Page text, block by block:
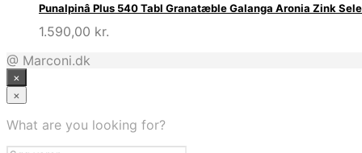
Punalpinâ Plus 540 Tabl Granatæble Galanga Aronia Zink
1.590,00 kr.
@ Marconi.dk
×
×
What are you looking for?